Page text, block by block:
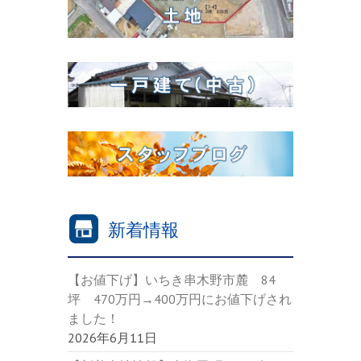
新着情報
【お値下げ】いちき串木野市麓 84
坪 470万円→400万円にお値下げされ
ました！
2026年6月11日